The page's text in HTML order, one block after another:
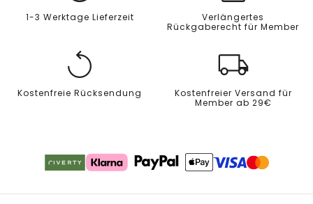
1-3 Werktage Lieferzeit
Verlängertes
Rückgaberecht für Member
Kostenfreie Rücksendung
Kostenfreier Versand für
Member ab 29€